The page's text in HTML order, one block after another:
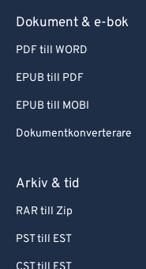
Dokument & e-bok
PDF till WORD
EPUB till PDF
EPUB till MOBI
Dokumentkonverterare
Arkiv & tid
RAR till Zip
PST till EST